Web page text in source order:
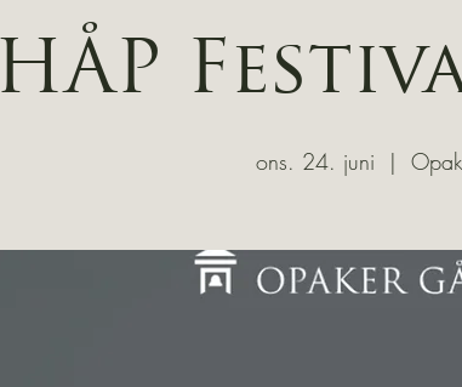
HÅP
ons. 24. juni
  |